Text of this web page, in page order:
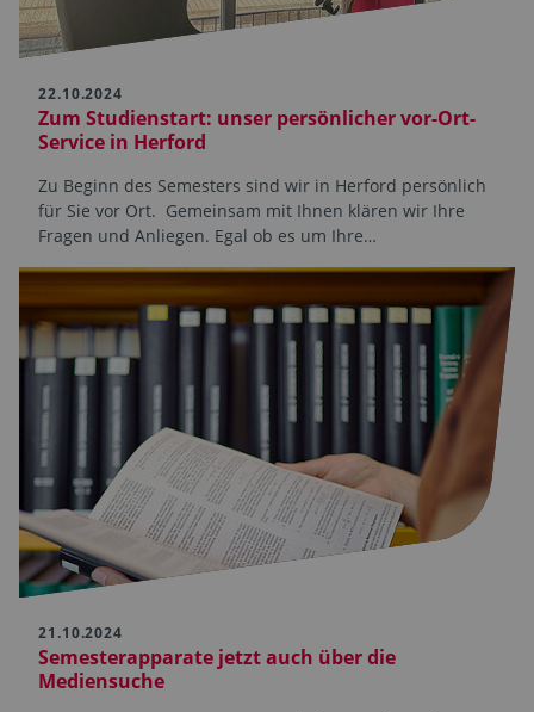
22.10.2024
Zum Studienstart: unser persönlicher vor-Ort-
Service in Herford
Zu Beginn des Semesters sind wir in Herford persönlich
für Sie vor Ort. Gemeinsam mit Ihnen klären wir Ihre
Fragen und Anliegen. Egal ob es um Ihre…
21.10.2024
Semesterapparate jetzt auch über die
Mediensuche